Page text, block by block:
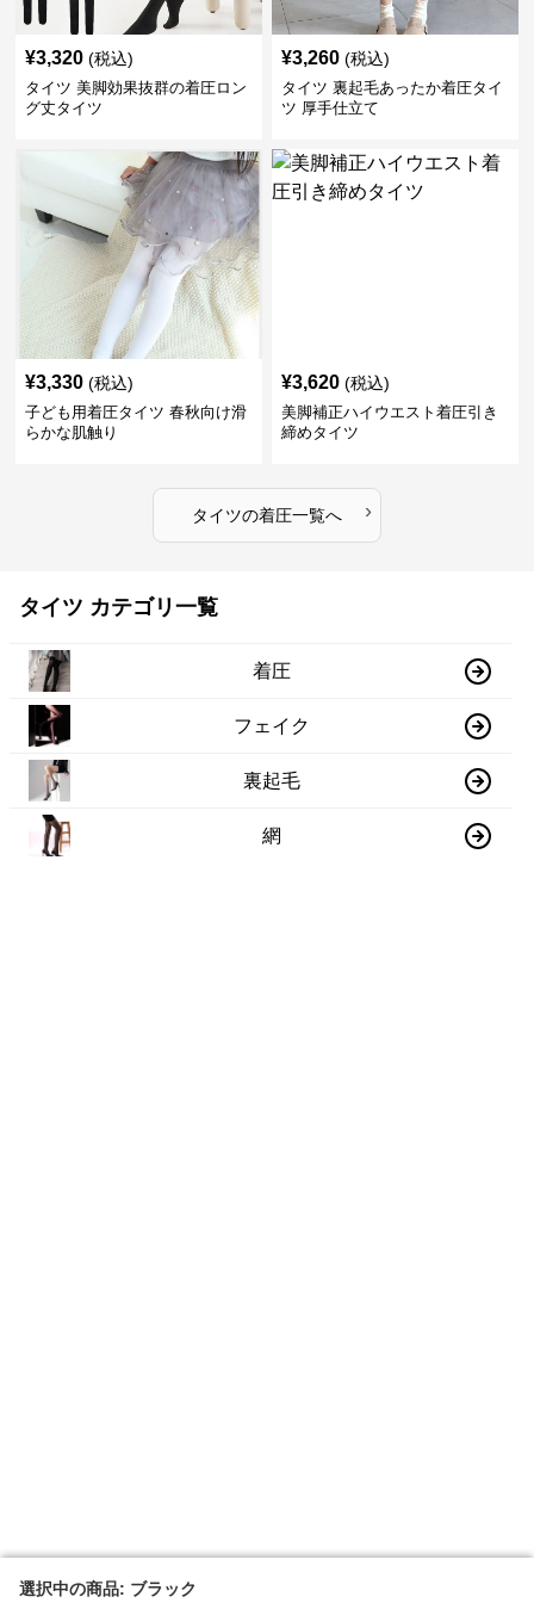
選択中の商品: ブラック
選択中の商品: ブラック
¥3,320 (税込)
タイツ 美脚効果抜群の着圧ロン
グ丈タイツ
¥3,260 (税込)
タイツ 裏起毛あったか着圧タイ
ツ 厚手仕立て
¥3,330 (税込)
子ども用着圧タイツ 春秋向け滑
らかな肌触り
¥3,620 (税込)
美脚補正ハイウエスト着圧引き
締めタイツ
タイツの着圧一覧へ ›
タイツ カテゴリ一覧
着圧
フェイク
裏起毛
網